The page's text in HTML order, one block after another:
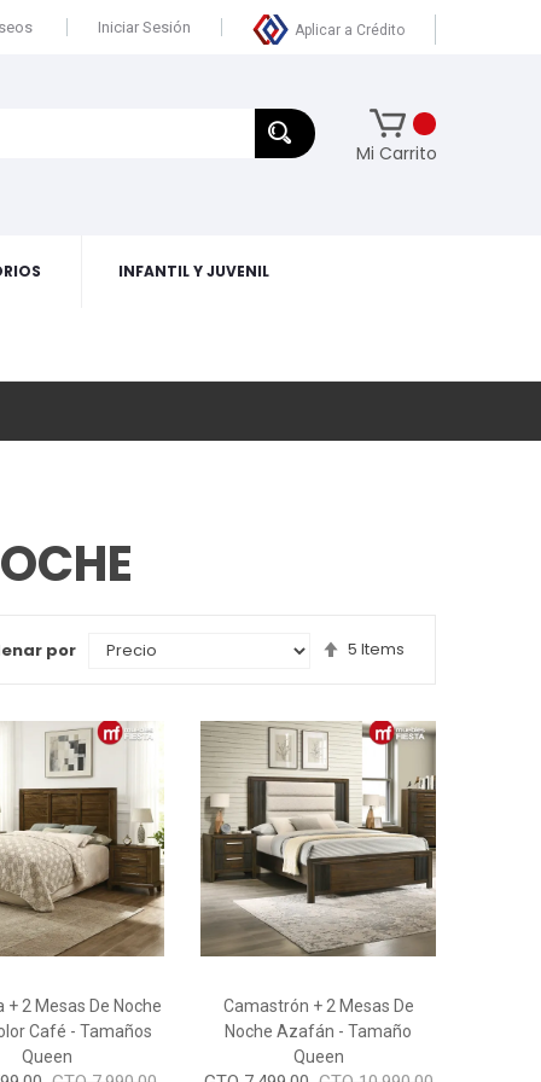
Aplicar a Crédito
Iniciar Sesión
Mi Carrito
INFANTIL Y JUVENIL
5 Items
por
Set
+ 2 Mesas De Noche
Café - Tamaños
Queen
Camastrón + 2 Mesas De
Noche Azafán - Tamaño
Queen